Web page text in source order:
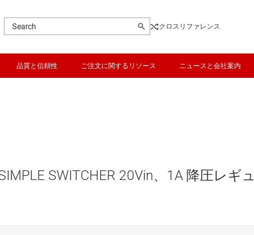
クロスリファレンス
品質と信頼性 ご注文に関するリソース ニュースと会社案内
SWITCHER 20Vin、1A 降圧レギュ